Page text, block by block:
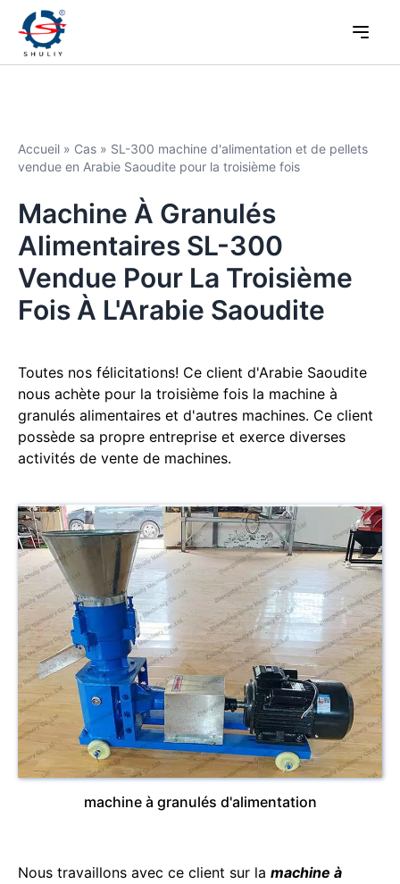
Accueil » Cas » SL-300 machine d'alimentation et de pellets
vendue en Arabie Saoudite pour la troisième fois
Machine À Granulés
Alimentaires SL-300
Vendue Pour La Troisième
Fois À L'Arabie Saoudite
Toutes nos félicitations! Ce client d'Arabie Saoudite
nous achète pour la troisième fois la machine à
granulés alimentaires et d'autres machines. Ce client
possède sa propre entreprise et exerce diverses
activités de vente de machines.
machine à granulés d'alimentation
Nous travaillons avec ce client sur la machine à